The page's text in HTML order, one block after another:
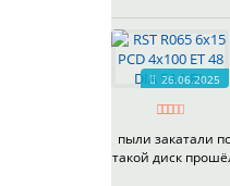
535
536
537
538
539
540
541
26.06.2025
пыли закатали
такой диск